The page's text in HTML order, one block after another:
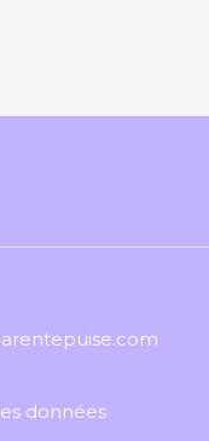
données